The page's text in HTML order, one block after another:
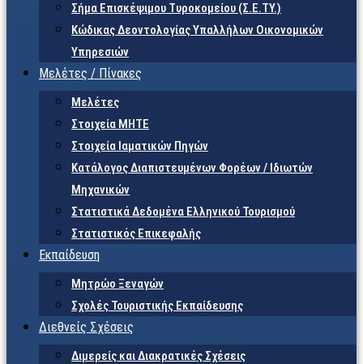
Σήμα Επισκέψιμου Τυροκομείου (Σ.Ε.TY.)
Κώδικας Δεοντολογίας Υπαλλήλων Οικονομικών
Υπηρεσιών
Μελέτες / Πίνακες
Μελέτες
Στοιχεία ΜΗΤΕ
Στοιχεία Ιαματικών Πηγών
Κατάλογος Διαπιστευμένων Φορέων / Ιδιωτών
Μηχανικών
Στατιστικά Δεδομένα Ελληνικού Τουρισμού
Στατιστικός Επικεφαλής
Εκπαίδευση
Μητρώο Ξεναγών
Σχολές Τουριστικής Εκπαίδευσης
Διεθνείς Σχέσεις
Διμερείς και Διακρατικές Σχέσεις